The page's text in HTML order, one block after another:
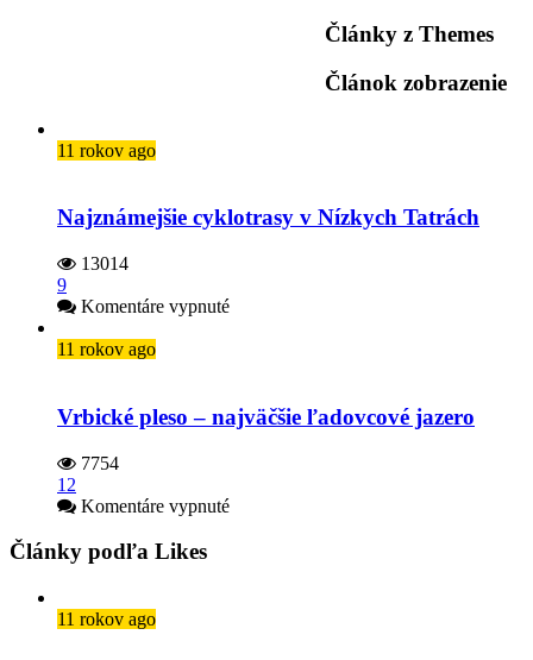
Články z Themes
Článok zobrazenie
11 rokov ago
Najznámejšie cyklotrasy v Nízkych Tatrách
13014
9
Komentáre vypnuténa
11 rokov ago
Vrbické pleso – najväčšie ľadovcové jazero
7754
12
Komentáre vypnuténa
Články podľa Likes
11 rokov ago